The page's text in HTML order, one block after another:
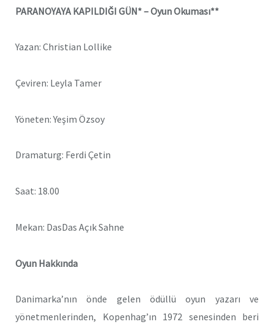
PARANOYAYA KAPILDIĞI GÜN* – Oyun Okuması**
Yazan: Christian Lollike
Çeviren: Leyla Tamer
Yöneten: Yeşim Özsoy
Dramaturg: Ferdi Çetin
Saat: 18.00
Mekan: DasDas Açık Sahne
Oyun Hakkında
Danimarka’nın önde gelen ödüllü oyun yazarı ve
yönetmenlerinden, Kopenhag’ın 1972 senesinden beri